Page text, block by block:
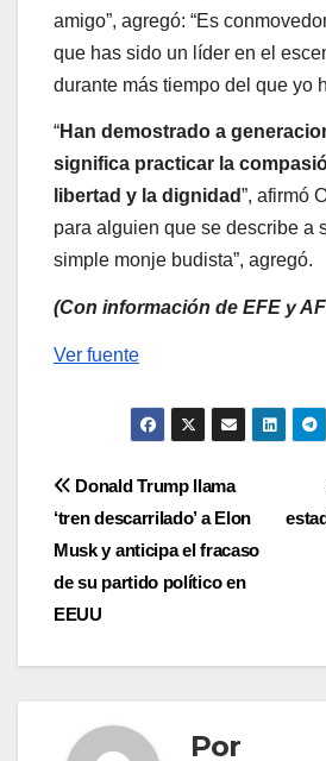
amigo”, agregó: “Es
que has sido un líder en el
durante más tiempo del que yo
“Han demostrado a
significa practicar la
libertad y la dignidad”, afirmó
para alguien que se describe a
simple monje budista”, agregó.
(Con información de EFE y
Ver fuente
Navegación
de
entradas
Donald Trump llama
‘tren descarrilado’ a Elon
Musk y anticipa el fracaso
de su partido político en
EEUU
Por